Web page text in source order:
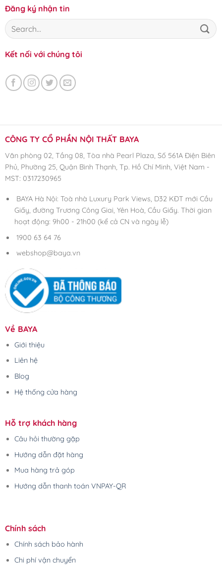
Đăng ký nhận tin
Kết nối với chúng tôi
CÔNG TY CỔ PHẦN NỘI THẤT BAYA
Văn phòng 02, Tầng 08, Tòa nhà Pearl Plaza, Số 561A Điện Biên
Phủ, Phường 25, Quận Bình Thạnh, Tp. Hồ Chí Minh, Việt Nam -
MST: 0317230965
BAYA Hà Nội: Toà nhà Luxury Park Views, D32 KĐT mới Cầu
Giấy, đường Trương Công Giai, Yên Hoà, Cầu Giấy. Thời gian
hoạt động: 9h00 - 21h00 (kể cả CN và ngày lễ)
1900 63 64 76
webshop@baya.vn
Về BAYA
Giới thiệu
Liên hệ
Blog
Hệ thống cửa hàng
Hỗ trợ khách hàng
Câu hỏi thường gặp
Hướng dẫn đặt hàng
Mua hàng trả góp
Hướng dẫn thanh toán VNPAY-QR
Chính sách
Chính sách bảo hành
Chi phí vận chuyển